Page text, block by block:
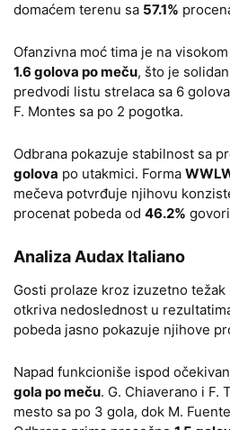
domaćem terenu sa 57.1%
Ofanzivna moć tima je na
1.6 golova po meču, što je
predvodi listu strelaca sa 6
F. Montes sa po 2 pogotka.
Odbrana pokazuje stabilnost sa
golova po utakmici. Forma
mečeva potvrđuje njihovu
procenat pobeda od 46.2%
Analiza Audax Italiano
Gosti prolaze kroz izuzetno težak
otkriva nedoslednost u
pobeda jasno pokazuje njihove
Napad funkcioniše ispod
gola po meču. G. Chiaverano i F.
mesto sa po 3 gola, dok M.